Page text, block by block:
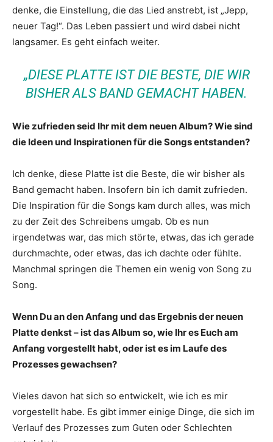
denke, die Einstellung, die das Lied anstrebt, ist „Jepp,
neuer Tag!“. Das Leben passiert und wird dabei nicht
langsamer. Es geht einfach weiter.
„DIESE PLATTE IST DIE BESTE, DIE WIR
BISHER ALS BAND GEMACHT HABEN.
Wie zufrieden seid Ihr mit dem neuen Album? Wie sind
die Ideen und Inspirationen für die Songs entstanden?
Ich denke, diese Platte ist die Beste, die wir bisher als
Band gemacht haben. Insofern bin ich damit zufrieden.
Die Inspiration für die Songs kam durch alles, was mich
zu der Zeit des Schreibens umgab. Ob es nun
irgendetwas war, das mich störte, etwas, das ich gerade
durchmachte, oder etwas, das ich dachte oder fühlte.
Manchmal springen die Themen ein wenig von Song zu
Song.
Wenn Du an den Anfang und das Ergebnis der neuen
Platte denkst – ist das Album so, wie Ihr es Euch am
Anfang vorgestellt habt, oder ist es im Laufe des
Prozesses gewachsen?
Vieles davon hat sich so entwickelt, wie ich es mir
vorgestellt habe. Es gibt immer einige Dinge, die sich im
Verlauf des Prozesses zum Guten oder Schlechten